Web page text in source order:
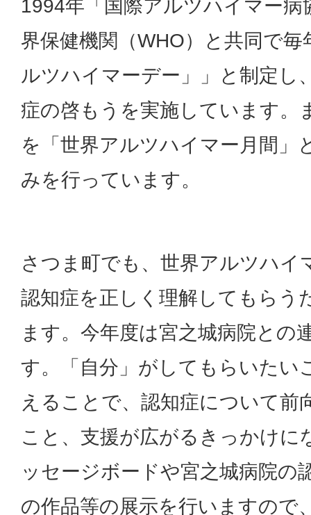
1994年「国際アルツハイマー病
界保健機関（WHO）と共同で
ルツハイマーデー」」と制定し
症の啓もうを実施しています。
を「世界アルツハイマー月間」
みを行っています。
さつま町でも、世界アルツハイ
認知症を正しく理解してもらう
ます。今年度は宮之城病院との
す。「自分」がしてもらいたい
えることで、認知症について前
こと、支援が広がるきっかけに
ッセージボードや宮之城病院の
の作品等の展示を行いますので